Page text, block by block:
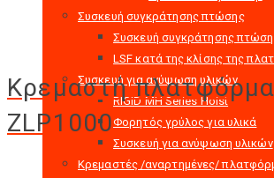
Συσκευή συγκράτησης πτώσης
Συσκευή συγκράτησης
LSF κατά της κλίσης της
Συσκευή για ανύψωση υλικών
RIGID MH Series Hoist
Φορητός γρύλος για υλικά
Συσκευή για ανύψωση υλικών
Κρεμαστές /αναρτημένες/
Κρεμαστή πλατφόρμα
ZLP1000